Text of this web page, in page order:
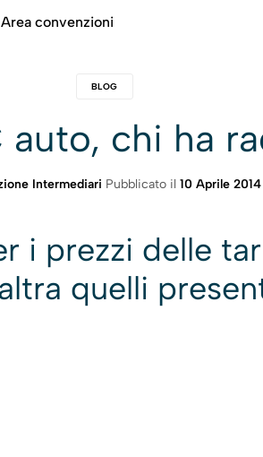
Area convenzioni
BLOG
auto, chi ha
Intermediari Pubblicato il 10 Aprile 2014
i prezzi delle
quelli